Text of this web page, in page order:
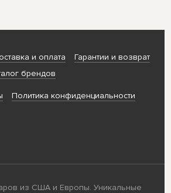
и оплата
Гарантии и возврат
брендов
Политика конфиденциальности
из США и Европы. Уникальные